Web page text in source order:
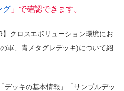
グ 」で確認できます。
クロスエボリューション環境にお
軍、青メタグレデッキ)について紹
デッキの基本情報」「サンプルデッ